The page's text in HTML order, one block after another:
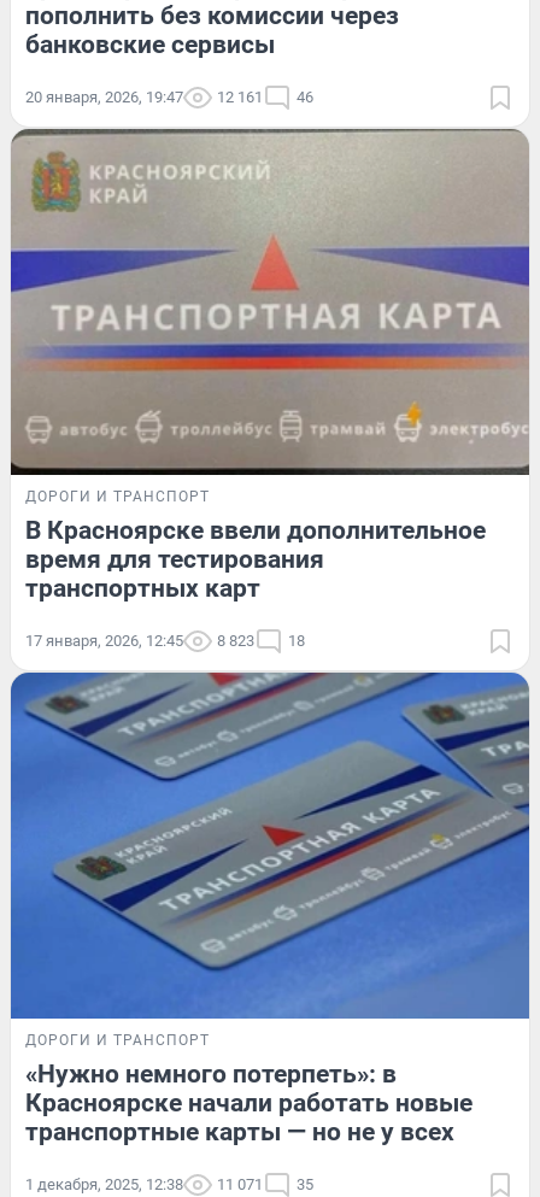
пополнить без комиссии через
банковские сервисы
20 января, 2026, 19:47 12 161 46
ДОРОГИ И ТРАНСПОРТ
В Красноярске ввели дополнительное
время для тестирования
транспортных карт
17 января, 2026, 12:45 8 823 18
ДОРОГИ И ТРАНСПОРТ
«Нужно немного потерпеть»: в
Красноярске начали работать новые
транспортные карты — но не у всех
1 декабря, 2025, 12:38 11 071 35